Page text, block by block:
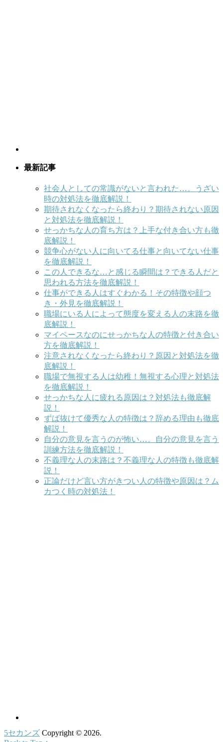
最新記事
社会人としての常識がないと言われた…。うざい
時の対処法を徹底解説！
期待されなくなったら終わり？期待されない原因
と対処法を徹底解説！
せっかちな人の育ち方は？上手な付き合い方も徹
底解説！
競争心がない人に向いてる仕事と向いてない仕事
を徹底解説！
この人できるな…と感じる瞬間は？できる人だと
思われる方法を徹底解説！
仕事ができる人はすぐわかる！その特徴や顔つ
き・外見を徹底解説！
職場にいる人によって態度を変える人の末路を徹
底解説！
マイペースなのにせっかちな人の特徴と付き合い
方を徹底解説！
注意されなくなったら終わり？原因と対処法を徹
底解説！
職場で無視する人は幼稚！無視する心理と対処法
を徹底解説！
せっかちな人に疲れる原因は？対処法も徹底解
説！
ずば抜けて優秀な人の特徴は？辞める理由も徹底
解説！
自分の意見を言うのが怖い…。自分の意見を言う
訓練方法を徹底解説！
不義理な人の末路は？不義理な人の特徴も徹底解
説！
正論だけど言い方がきつい人の特徴や原因は？ム
カつく時の対処法！
5セカンズ Copyright © 2026.